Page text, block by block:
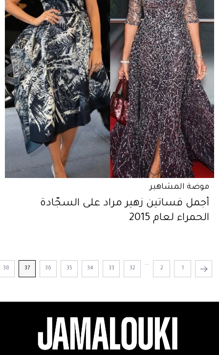
موضة المشاهير
أجمل فساتين زهير مراد على السجّادة
الحمراء لعام 2015
1
2
...
32
33
34
35
36
37
38